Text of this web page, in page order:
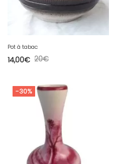
Pot à tabac
20€
14,00€
-30%